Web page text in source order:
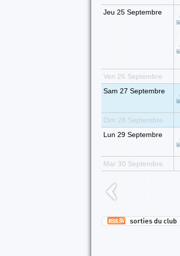
Jeu 25 Septembre
Ven 26 Septembre
Sam 27 Septembre
Dim 28 Septembre
Lun 29 Septembre
Mar 30 Septembre
sorties du club